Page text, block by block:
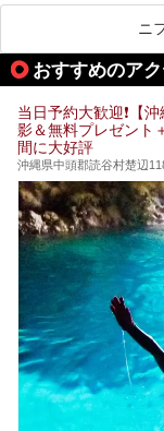
特徴で
共同
共同
は“共
今回は
した中
めぐり
ニ
おすすめのア
当日予約大歓迎❗【
影＆無料プレゼント
間に大好評
沖縄県中頭郡読谷村楚辺